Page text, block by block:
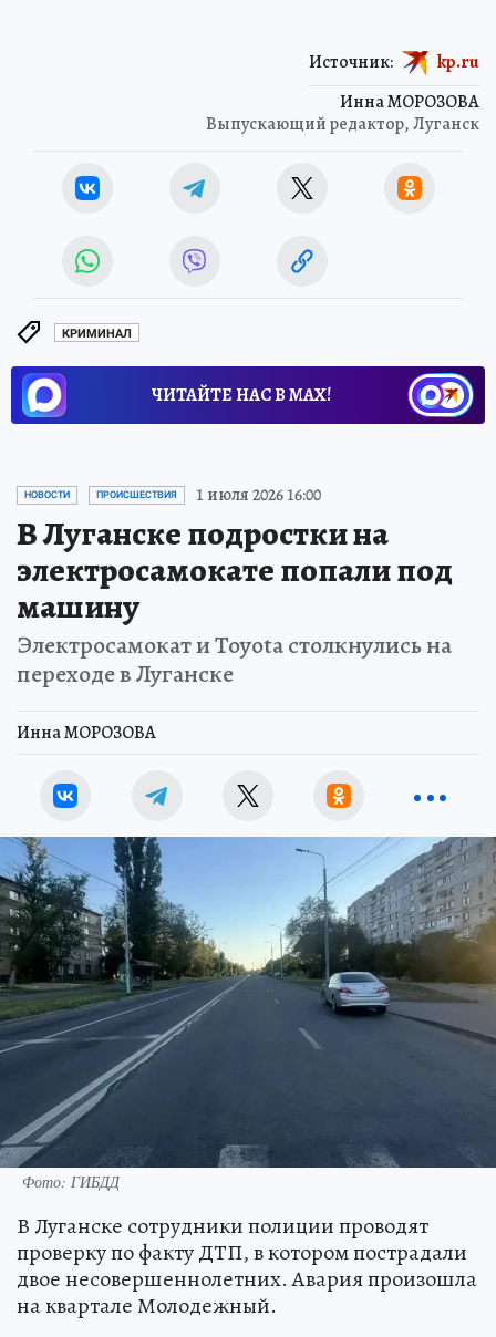
Инна МОРОЗОВА
Выпускающий редактор, Луганск
Источник: kp.ru
КРИМИНАЛ
ЧИТАЙТЕ НАС В МАХ!
НОВОСТИ ПРОИСШЕСТВИЯ 1 июля 2026 16:00
В Луганске подростки на
электросамокате попали под
машину
Электросамокат и Toyota столкнулись на
переходе в Луганске
Инна МОРОЗОВА
Фото: ГИБДД
В Луганске сотрудники полиции проводят
проверку по факту ДТП, в котором пострадали
двое несовершеннолетних. Авария произошла
на квартале Молодежный.